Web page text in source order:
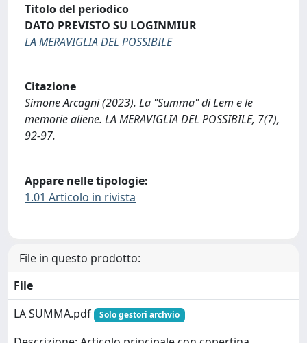
Titolo del periodico
DATO PREVISTO SU LOGINMIUR
LA MERAVIGLIA DEL POSSIBILE
Citazione
Simone Arcagni (2023). La "Summa" di Lem e le
memorie aliene. LA MERAVIGLIA DEL POSSIBILE, 7(7),
92-97.
Appare nelle tipologie:
1.01 Articolo in rivista
File in questo prodotto:
File
LA SUMMA.pdf
Solo gestori archvio